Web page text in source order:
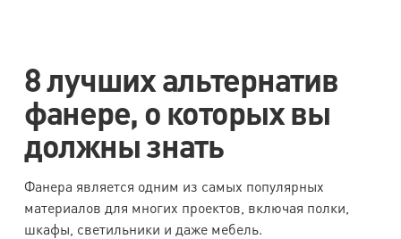
8 лучших альтернатив
фанере, о которых вы
должны знать
Фанера является одним из самых популярных
материалов для многих проектов, включая полки,
шкафы, светильники и даже мебель.